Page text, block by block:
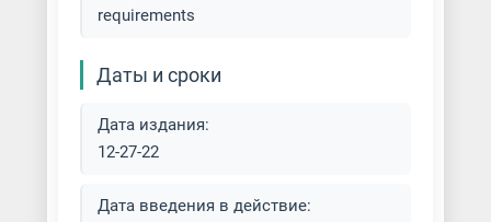
requirements
Даты и сроки
Дата издания:
12-27-22
Дата введения в действие: